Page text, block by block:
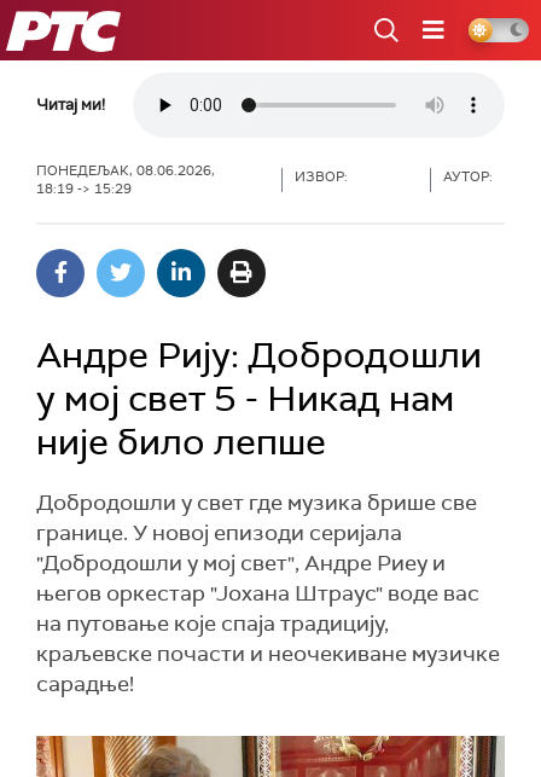
РТС
Читај ми!
ПОНЕДЕЉАК, 08.06.2026,
18:19 -> 15:29
ИЗВОР: АУТОР:
Андре Рију: Добродошли
у мој свет 5 - Никад нам
није било лепше
Добродошли у свет где музика брише све
границе. У новој епизоди серијала
"Добродошли у мој свет", Андрe Риеу и
његов оркестар "Јохана Штраус" воде вас
на путовање које спаја традицију,
краљевске почасти и неочекиване музичке
сарадње!